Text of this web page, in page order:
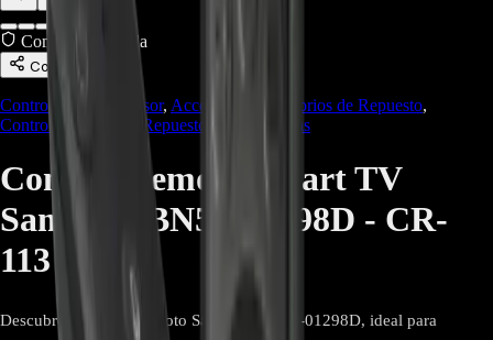
Compra Protegida
Compartir
Controles para televisor, Accesorios Accesorios de Repuesto,
Controles Remotos
Repuestos/Herramientas
Control Remoto Smart TV
Samsung BN59-01298D - CR-
113
Descubre el control remoto Samsung BN59-01298D, ideal para